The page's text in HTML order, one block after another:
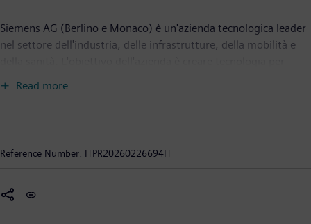
Siemens AG (Berlino e Monaco) è un'azienda tecnologica leader
nel settore dell'industria, delle infrastrutture, della mobilità e
know-how dei diversi settori per applicare soluzioni avanzate di
concreti, rendendo l’IA accessibile per molteplici ambiti.
Read more
Reference Number: ITPR20260226694IT